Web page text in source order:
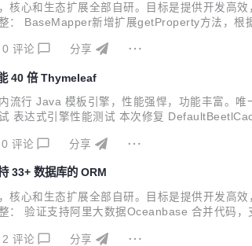
核心和生态扩展全部自研。目标是提供开发高
BaseMapper新增扩展getProperty方法，根据主键
0 评论 分享
40 倍 Thymeleaf
流行 Java 模板引擎，性能强悍，功能丰富。
表达式引擎性能测试 本次修复
0 评论 分享
33+ 数据库的 ORM
核心和生态扩展全部自研。目标是提供开发高
： 验证支持阿里大数据Oceanbase 合并代码
2 评论 分享